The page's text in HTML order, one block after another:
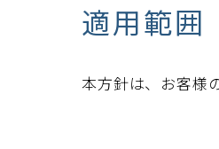
適用範囲
本方針は、お客様